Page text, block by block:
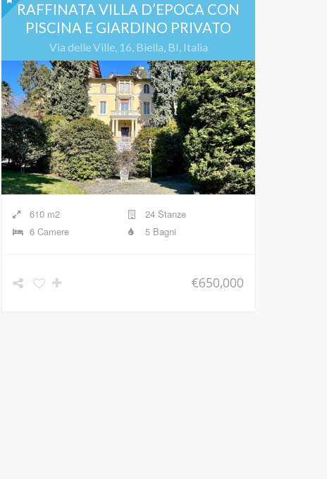
RAFFINATA VILLA D’EPOCA CON
PISCINA E GIARDINO PRIVATO
Via delle Ville, 16, Biella, BI, Italia
610 m2
24 Stanze
6 Camere
5 Bagni
€650,000